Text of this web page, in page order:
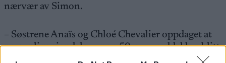
nærvær av Simon.
– Søstrene Anaïs og Chloé Chevalier oppdaget at
personlige eiendeler og en 50-euro seddel har blitt